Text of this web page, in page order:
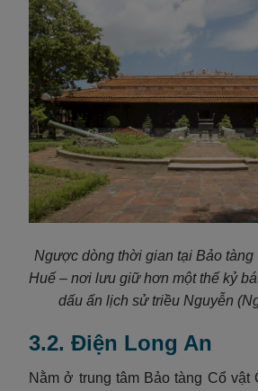
Ngược dòng thời gian tại Bảo tàng
Huế – nơi lưu giữ hơn một thế kỷ
dấu ấn lịch sử triều Nguyễn
3.2. Điện Long An
Nằm ở trung tâm Bảo tàng Cổ vật